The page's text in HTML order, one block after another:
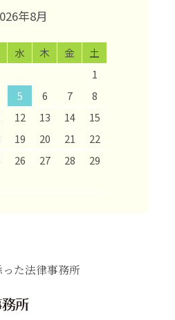
年8月
水 木 金
土
1
5 6 7
8
12 13 14
15
19 20 21
22
26 27 28
29
た法律事務所